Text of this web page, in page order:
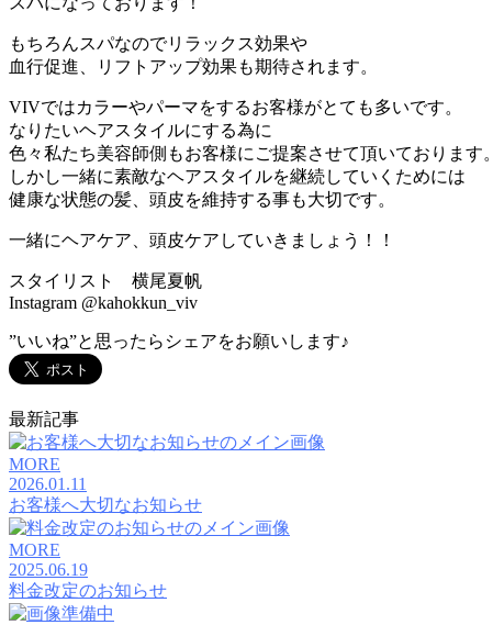
もちろんスパなのでリラックス効果や
血行促進、リフトアップ効果も期待されます。
VIVではカラーやパーマをするお客様がとても多いです。
なりたいヘアスタイルにする為に
色々私たち美容師側もお客様にご提案させて頂いております。
しかし一緒に素敵なヘアスタイルを継続していくためには
健康な状態の髪、頭皮を維持する事も大切です。
一緒にヘアケア、頭皮ケアしていきましょう！！
スタイリスト 横尾夏帆
Instagram @kahokkun_viv
”いいね”と思ったらシェアをお願いします♪
最新記事
MORE
2026.01.11
お客様へ大切なお知らせ
MORE
2025.06.19
料金改定のお知らせ